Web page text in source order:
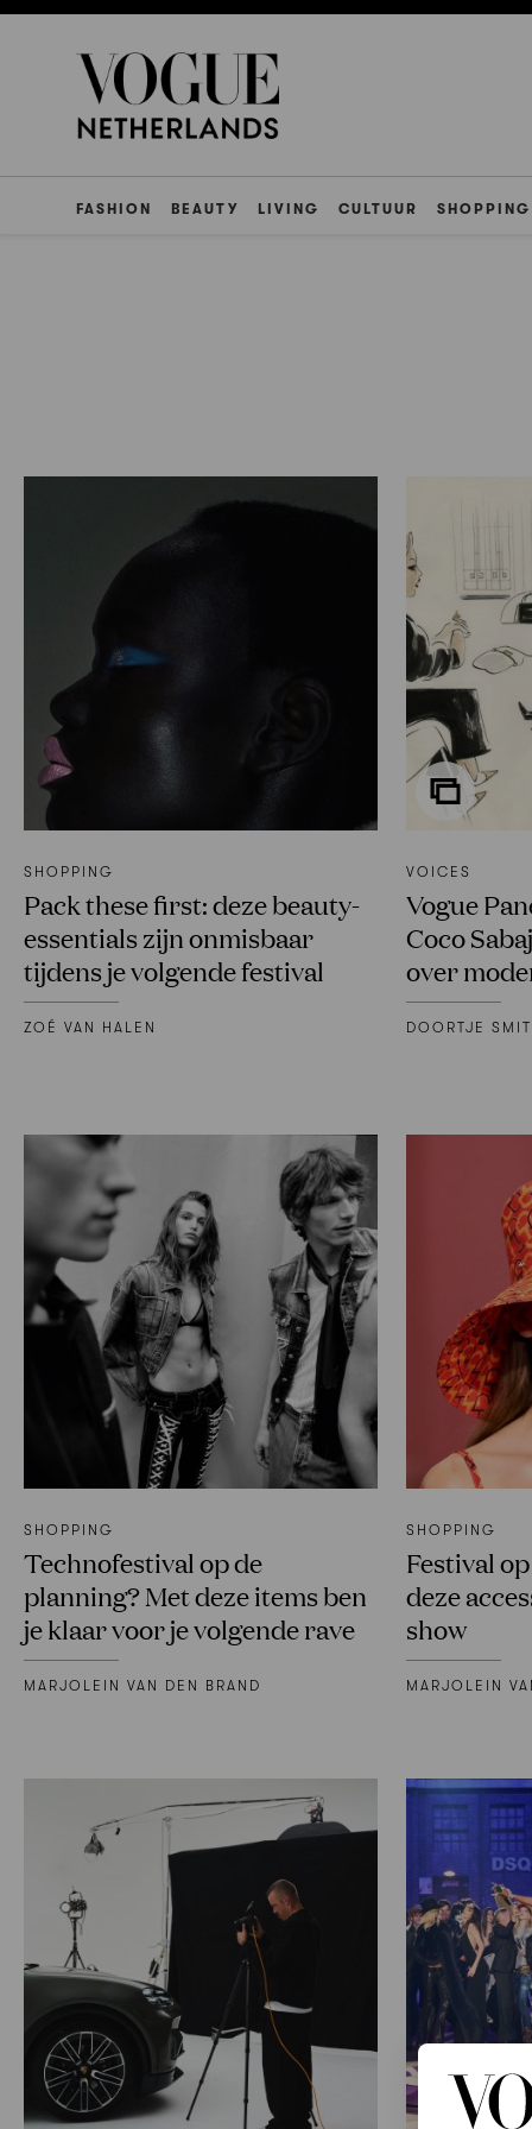
FASHION BEAUTY LIVING CULTUUR SHOPPING
SHOPPING
Pack these first: deze beauty-
essentials zijn onmisbaar
tijdens je volgende festival
ZOÉ VAN HALEN
VOICES
Vogue
Coco
over
DOORTJE
SHOPPING
Technofestival op de
planning? Met deze items ben
je klaar voor je volgende rave
MARJOLEIN VAN DEN BRAND
SHOPPING
Festival
deze
show
MARJOLEIN